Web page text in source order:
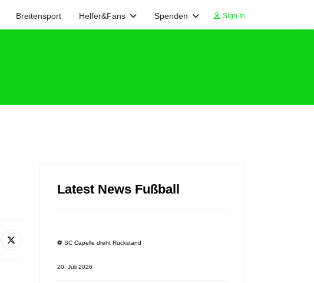
Breitensport Helfer&Fans Spenden Sign In
Latest News Fußball
⚽️ SC Capelle dreht Rückstand
20. Juli 2026